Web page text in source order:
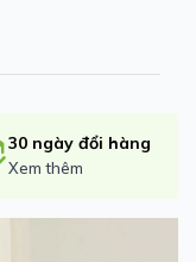
30 ngày đổi hàng
Xem thêm